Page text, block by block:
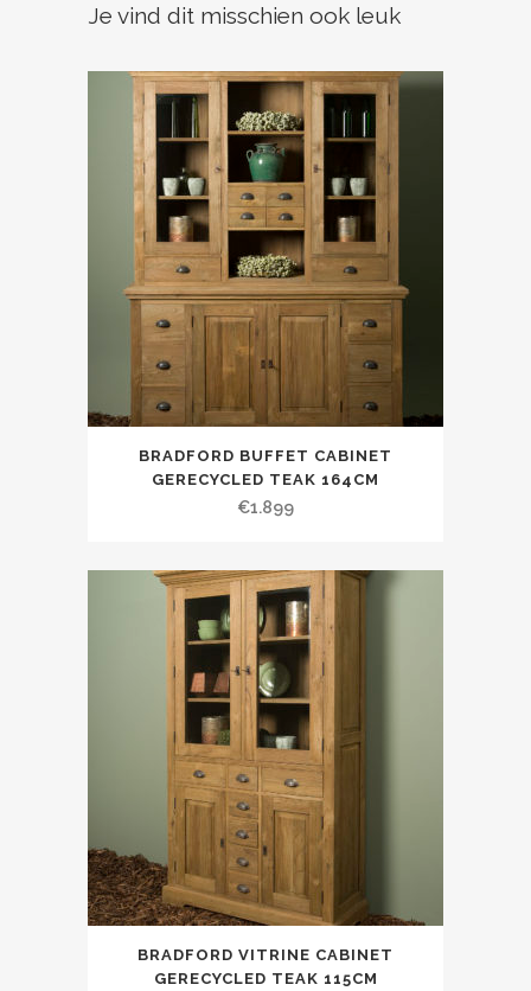
Je vind dit misschien ook leuk
BRADFORD BUFFET CABINET
GERECYCLED TEAK 164CM
€1.899
BRADFORD VITRINE CABINET
GERECYCLED TEAK 115CM